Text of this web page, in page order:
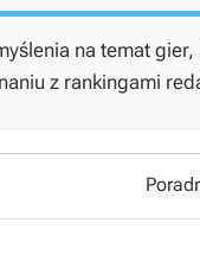
na temat
z rankingami